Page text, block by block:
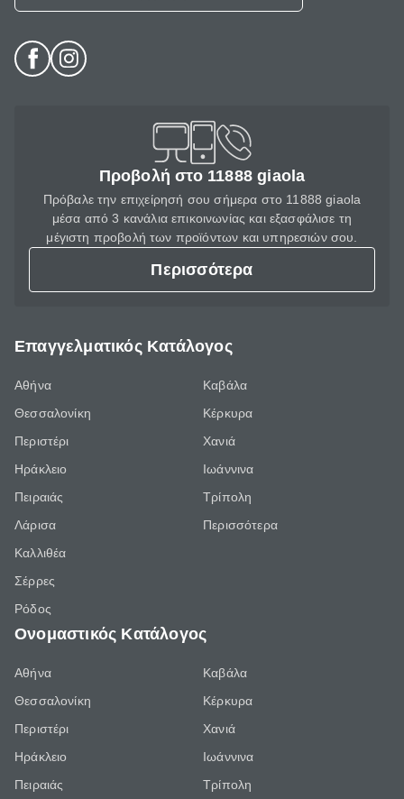
Προβολή στο 11888 giaola
Πρόβαλε την επιχείρησή σου σήμερα στο 11888 giaola
μέσα από 3 κανάλια επικοινωνίας και εξασφάλισε τη
μέγιστη προβολή των προϊόντων και υπηρεσιών σου.
Περισσότερα
Επαγγελματικός Κατάλογος
Αθήνα
Θεσσαλονίκη
Περιστέρι
Ηράκλειο
Πειραιάς
Λάρισα
Καλλιθέα
Σέρρες
Ρόδος
Καβάλα
Κέρκυρα
Χανιά
Ιωάννινα
Τρίπολη
Περισσότερα
Ονομαστικός Κατάλογος
Αθήνα
Θεσσαλονίκη
Περιστέρι
Ηράκλειο
Πειραιάς
Καβάλα
Κέρκυρα
Χανιά
Ιωάννινα
Τρίπολη